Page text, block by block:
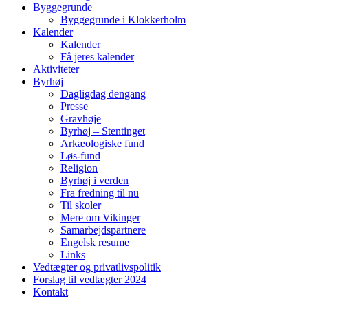
Byggegrunde
Byggegrunde i Klokkerholm
Kalender
Kalender
Få jeres kalender
Aktiviteter
Byrhøj
Dagligdag dengang
Presse
Gravhøje
Byrhøj – Stentinget
Arkæologiske fund
Løs-fund
Religion
Byrhøj i verden
Fra fredning til nu
Til skoler
Mere om Vikinger
Samarbejdspartnere
Engelsk resume
Links
Vedtægter og privatlivspolitik
Forslag til vedtægter 2024
Kontakt